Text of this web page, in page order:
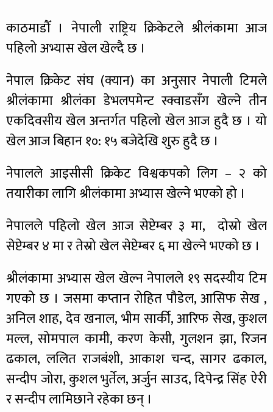
काठमाडौँ । नेपाली राष्ट्रिय क्रिकेटले श्रीलंकामा आज
पहिलो अभ्यास खेल खेल्दै छ ।
नेपाल क्रिकेट संघ (क्यान) का अनुसार नेपाली टिमले
श्रीलंकामा श्रीलंका डेभलपमेन्ट स्क्वाडसँग खेल्ने तीन
एकदिवसीय खेल अन्तर्गत पहिलो खेल आज हुदै छ । यो
खेल आज बिहान १०: १५ बजेदेखि शुरु हुदै छ ।
नेपालले आइसीसी क्रिकेट विश्वकपको लिग – २ को
तयारीका लागि श्रीलंकामा अभ्यास खेल्ने भएको हो ।
नेपालले पहिलो खेल आज सेप्टेम्बर ३ मा, दोस्रो खेल
सेप्टेम्बर ४ मा र तेस्रो खेल सेप्टेम्बर ६ मा खेल्ने भएको छ ।
श्रीलंकामा अभ्यास खेल खेल्न नेपालले १९ सदस्यीय टिम
गएको छ । जसमा कप्तान रोहित पौडेल, आसिफ सेख ,
अनिल शाह, देव खनाल, भीम सार्की, आरिफ सेख, कुशल
मल्ल, सोमपाल कामी, करण केसी, गुलशन झा, रिजन
ढकाल, ललित राजबंशी, आकाश चन्द, सागर ढकाल,
सन्दीप जोरा, कुशल भुर्तेल, अर्जुन साउद, दिपेन्द्र सिंह ऐरी
र सन्दीप लामिछाने रहेका छन् ।